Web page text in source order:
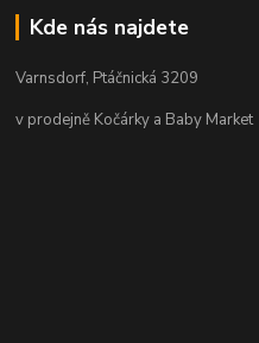
Kde nás najdete
Varnsdorf, Ptáčnická 3209
v prodejně Kočárky a Baby Market